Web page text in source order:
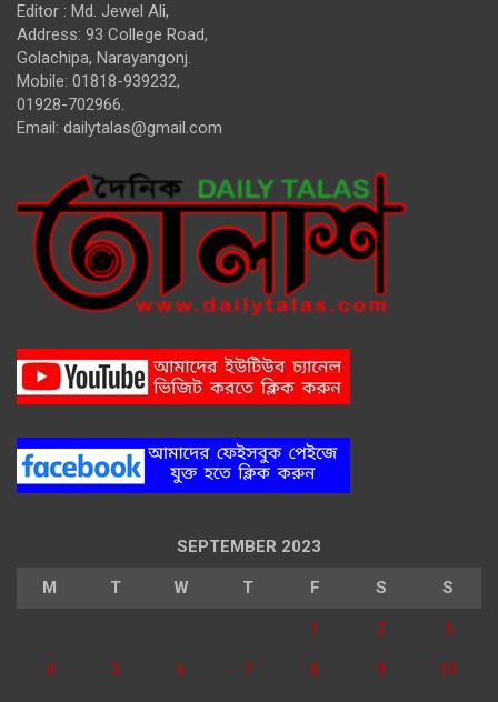
Editor : Md. Jewel Ali,
Address: 93 College Road,
Golachipa, Narayangonj.
Mobile: 01818-939232,
01928-702966.
Email: dailytalas@gmail.com
SEPTEMBER 2023
M T W T F S S
1 2 3
4 5 6 7 8 9 10